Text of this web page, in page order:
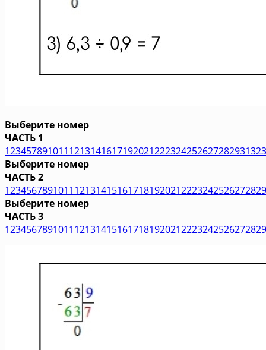
Выберите номер
ЧАСТЬ 1
123457891011121314161719202122232425262728293132
Выберите номер
ЧАСТЬ 2
1234567891011121314151617181920212223242526272829
Выберите номер
ЧАСТЬ 3
1234567891011121314151617181920212223242526272829